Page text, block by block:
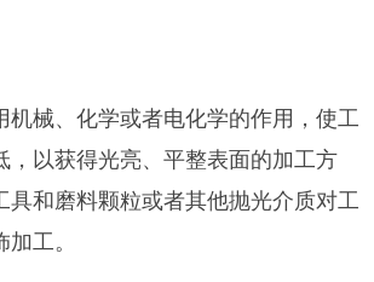
机械、化学或者电化学的作用，使工
，以获得光亮、平整表面的加工方
具和磨料颗粒或者其他抛光介质对工
工。